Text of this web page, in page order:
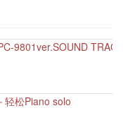
9801ver.SOUND
轻松Piano solo